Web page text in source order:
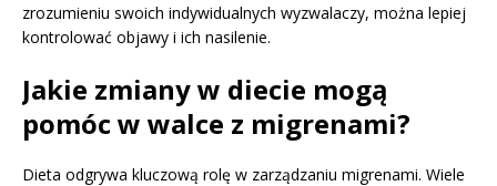
zrozumieniu swoich indywidualnych wyzwalaczy, można lepiej
kontrolować objawy i ich nasilenie.
Jakie zmiany w diecie mogą
pomóc w walce z migrenami?
Dieta odgrywa kluczową rolę w zarządzaniu migrenami. Wiele